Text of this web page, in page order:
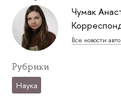
Чумак
Все новости
Рубрики
Наука